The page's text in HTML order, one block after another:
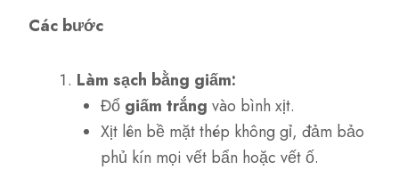
Các bước
Làm sạch bằng giấm:
Đổ giấm trắng vào bình xịt.
Xịt lên bề mặt thép không gỉ, đảm bảo
phủ kín mọi vết bẩn hoặc vết ố.